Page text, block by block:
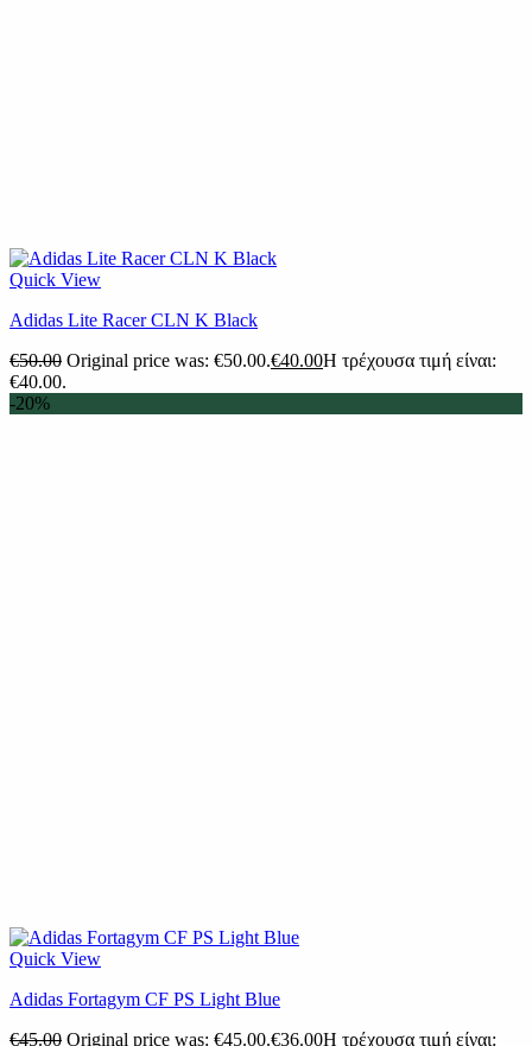
Quick View
Adidas Lite Racer CLN K Black
€50.00 Original price was: €50.00.€40.00Η τρέχουσα τιμή είναι:
€40.00.
-20%
Quick View
Adidas Fortagym CF PS Light Blue
€45.00 Original price was: €45.00.€36.00Η τρέχουσα τιμή είναι: